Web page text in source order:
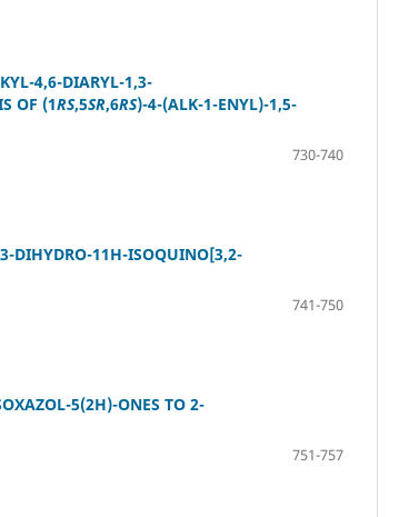
4,6-DIARYL-1,3-
OF (1RS,5SR,6RS)-4-(ALK-1-ENYL)-1,5-
730-740
DIHYDRO-11H-ISOQUINO[3,2-
741-750
5(2H)-ONES TO 2-
751-757